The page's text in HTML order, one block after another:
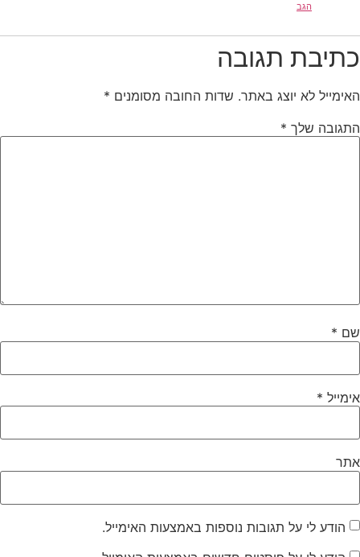
הגב
כתיבת תגובה
האימייל לא יוצג באתר. שדות החובה מסומנים *
התגובה שלך *
שם *
אימייל *
אתר
הודע לי על תגובות נוספות באמצעות האימייל.